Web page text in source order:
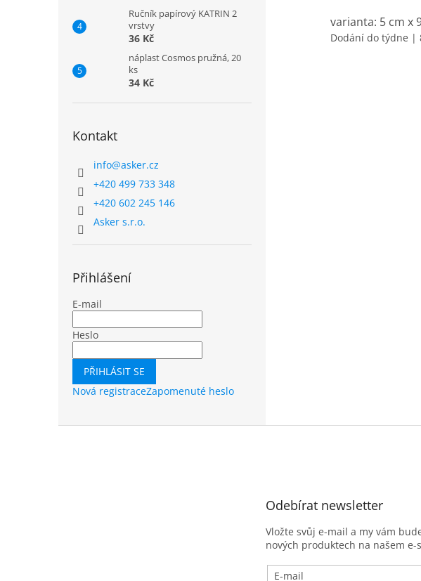
Ručník papírový KATRIN 2
vrstvy
36 Kč
náplast Cosmos pružná, 20
ks
34 Kč
Kontakt
info@asker.cz
+420 499 733 348
+420 602 245 146
Asker s.r.o.
Přihlášení
E-mail
Heslo
PŘIHLÁSIT SE
Nová registraceZapomenuté heslo
varianta: 5 cm x
Dodání do týdne |
Odebírat newsletter
Vložte svůj e-mail a my vám
nových produktech na našem e-
E-mail